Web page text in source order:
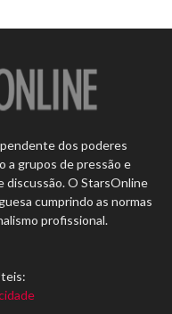
dos poderes
a grupos de pressão e
discussão. O StarsOnline
cumprindo as normas
profissional.